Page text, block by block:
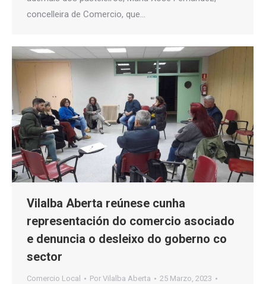
concelleira de Comercio, que…
Vilalba Aberta reúnese cunha
representación do comercio asociado
e denuncia o desleixo do goberno co
sector
Comercio Local Por Vilalba Aberta
25 Marzo, 2023